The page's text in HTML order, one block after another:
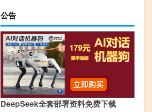
公告
DeepSeek全套部署资料免费下载